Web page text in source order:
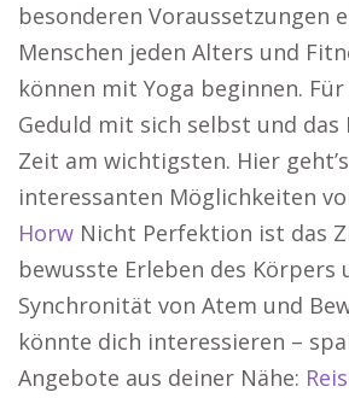
besonderen Voraussetzungen
Menschen jeden Alters und
können mit Yoga beginnen.
Geduld mit sich selbst und das
Zeit am wichtigsten. Hier
interessanten Möglichkeiten
Horw Nicht Perfektion ist das
bewusste Erleben des Körpers
Synchronität von Atem und
könnte dich interessieren –
Angebote aus deiner Nähe: